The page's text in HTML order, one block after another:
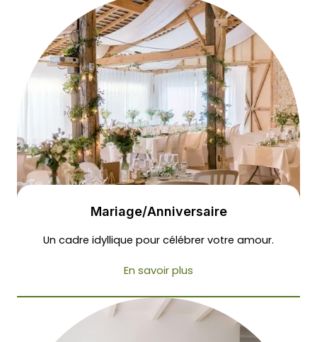
Mariage/Anniversaire
Un cadre idyllique pour célébrer votre amour.
En savoir plus